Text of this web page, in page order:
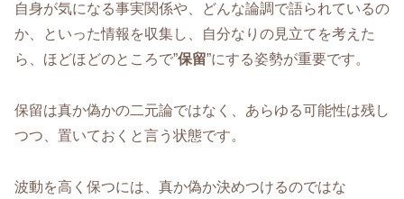
自身が気になる事実関係や、どんな論調で語られているの
か、といった情報を収集し、自分なりの見立てを考えた
ら、ほどほどのところで”保留”にする姿勢が重要です。
保留は真か偽かの二元論ではなく、あらゆる可能性は残し
つつ、置いておくと言う状態です。
波動を高く保つには、真か偽か決めつけるのではな